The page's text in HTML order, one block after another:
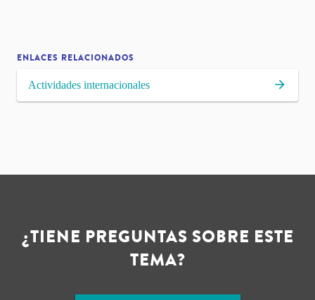
ENLACES RELACIONADOS
Actividades internacionales
¿TIENE PREGUNTAS SOBRE ESTE
TEMA?